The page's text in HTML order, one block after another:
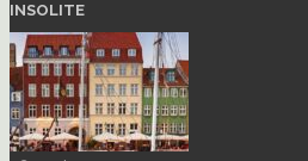
INSOLITE